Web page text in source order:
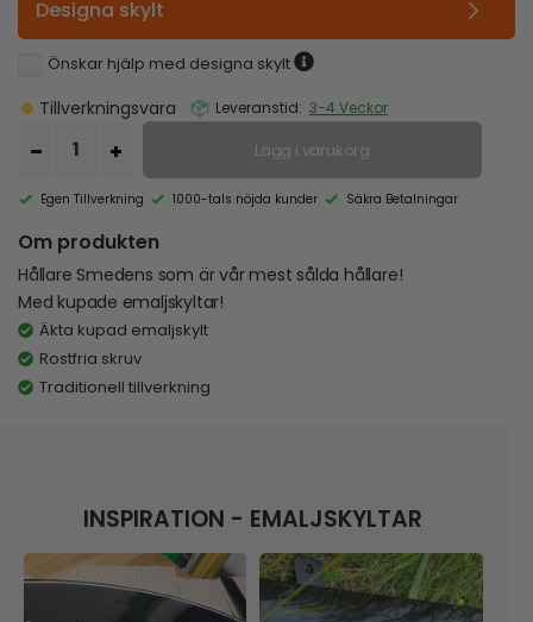
Designa skylt
Önskar hjälp med designa skylt
Tillverkningsvara Leveranstid: 3-4 Veckor
Lägg i varukorg
Egen Tillverkning 1000-tals nöjda kunder Säkra Betalningar
Om produkten
Hållare Smedens som är vår mest sålda hållare!
Med kupade emaljskyltar!
Äkta kupad emaljskylt
Rostfria skruv
Traditionell tillverkning
INSPIRATION - EMALJSKYLTAR